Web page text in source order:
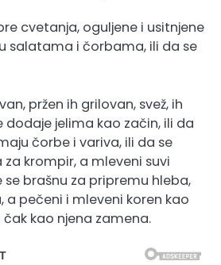
cvetanja, oguljene i usitnjene
salatama i čorbama, ili da se
pržen ih grilovan, svež, ih
dodaje jelima kao začin, ili da
čorbe i variva, ili da se
krompir, a mleveni suvi
brašnu za pripremu hleba,
a pečeni i mleveni koren kao
kao njena zamena.